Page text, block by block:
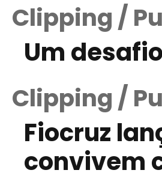
Clipping /
Um
Clipping /
Fiocruz
convivem